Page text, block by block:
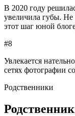
В 2020 году
увеличила губы. Не
этот шаг юной
#8
Увлекается
сетях фотографии
Родственники